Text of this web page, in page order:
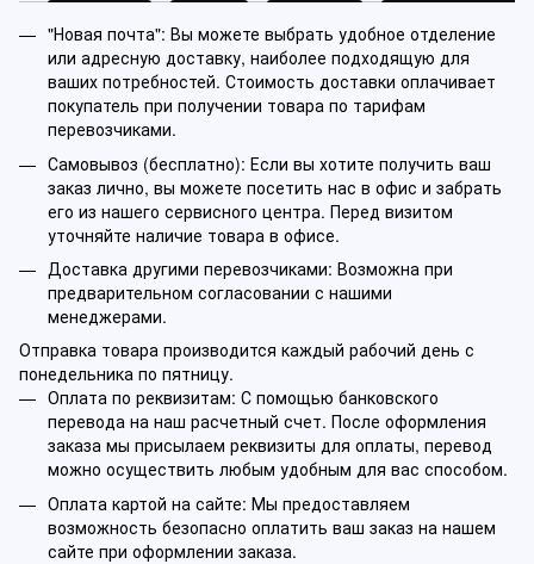
"Новая почта": Вы можете выбрать удобное отделение
или адресную доставку, наиболее подходящую для
ваших потребностей. Стоимость доставки оплачивает
покупатель при получении товара по тарифам
перевозчиками.
Самовывоз (бесплатно): Если вы хотите получить ваш
заказ лично, вы можете посетить нас в офис и забрать
его из нашего сервисного центра. Перед визитом
уточняйте наличие товара в офисе.
Доставка другими перевозчиками: Возможна при
предварительном согласовании с нашими
менеджерами.
Отправка товара производится каждый рабочий день с
понедельника по пятницу.
Оплата по реквизитам: С помощью банковского
перевода на наш расчетный счет. После оформления
заказа мы присылаем реквизиты для оплаты, перевод
можно осуществить любым удобным для вас способом.
Оплата картой на сайте: Мы предоставляем
возможность безопасно оплатить ваш заказ на нашем
сайте при оформлении заказа.